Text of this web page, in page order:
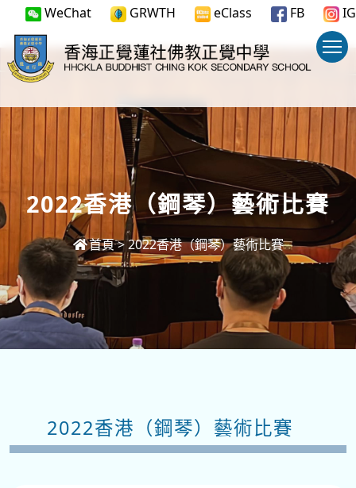
WeChat GRWTH eClass FB IG
2022香港（鋼琴）藝術比賽
首頁>2022香港（鋼琴）藝術比賽
2022香港（鋼琴）藝術比賽